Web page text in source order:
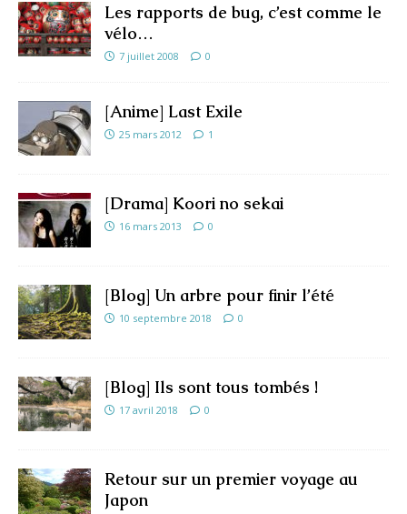
Les rapports de bug, c’est comme le
vélo…
7 juillet 2008 0
[Anime] Last Exile
25 mars 2012 1
[Drama] Koori no sekai
16 mars 2013 0
[Blog] Un arbre pour finir l’été
10 septembre 2018 0
[Blog] Ils sont tous tombés !
17 avril 2018 0
Retour sur un premier voyage au
Japon